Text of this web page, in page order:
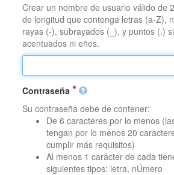
Crear un nombre de usuario válido de
de longitud que contenga letras (a-Z),
rayas (-), subrayados (_), y puntos (.)
acentuados ni eñes.
Contraseña
Su contraseña debe de contener:
De 6 caracteres por lo menos
tengan por lo menos 20
cumplir más requisitos)
Al menos 1 carácter de cada
siguientes tipos: letra, nÚmero